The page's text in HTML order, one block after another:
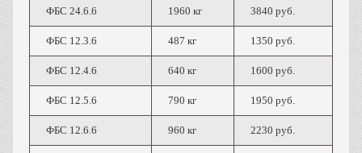
ФБС 24.6.6 1960 кг 3840 руб.
ФБС 12.3.6 487 кг 1350 руб.
ФБС 12.4.6 640 кг 1600 руб.
ФБС 12.5.6 790 кг 1950 руб.
ФБС 12.6.6 960 кг 2230 руб.